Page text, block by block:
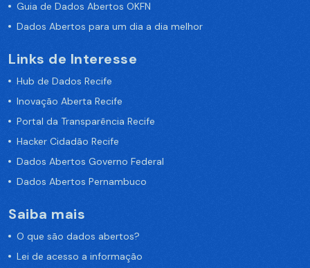
Guia de Dados Abertos OKFN
Dados Abertos para um dia a dia melhor
Links de Interesse
Hub de Dados Recife
Inovação Aberta Recife
Portal da Transparência Recife
Hacker Cidadão Recife
Dados Abertos Governo Federal
Dados Abertos Pernambuco
Saiba mais
O que são dados abertos?
Lei de acesso a informação